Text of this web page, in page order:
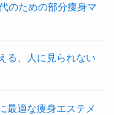
のための部分痩身マ
る、人に見られない
最適な痩身エステメ